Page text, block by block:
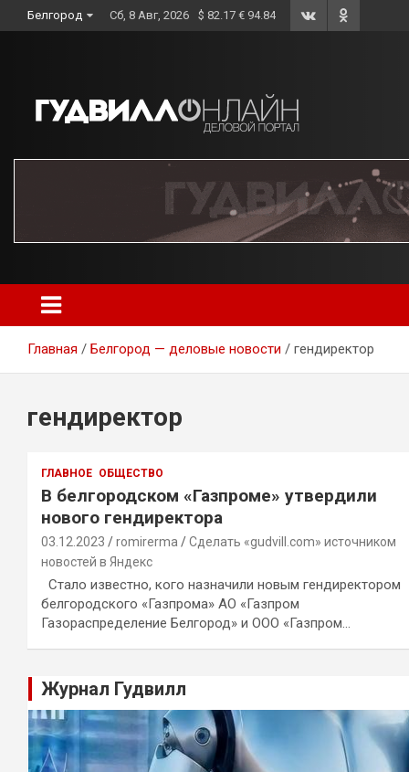
to
Белгород Сб, 8 Авг, 2026 $ 82.17 € 94.84
Главная Белгород — деловые новости гендиректор
гендиректор
ГЛАВНОЕ ОБЩЕСТВО
В белгородском «Газпроме» утвердили
нового гендиректора
03.12.2023 romirerma
Сделать «gudvill.com» источником
новостей в Яндекс
Стало известно, кого назначили новым гендиректором
белгородского «Газпрома» АО «Газпром
Газораспределение Белгород» и ООО «Газпром…
Журнал Гудвилл